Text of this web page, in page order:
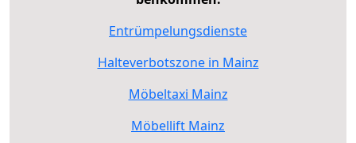
Entrümpelungsdienste
Halteverbotszone in Mainz
Möbeltaxi Mainz
Möbellift Mainz